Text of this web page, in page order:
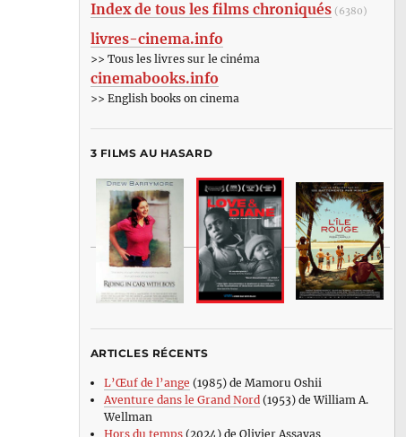
Index de tous les films chroniqués (6380)
livres-cinema.info
>> Tous les livres sur le cinéma
cinemabooks.info
>> English books on cinema
3 FILMS AU HASARD
ARTICLES RÉCENTS
L’Œuf de l’ange (1985) de Mamoru Oshii
Aventure dans le Grand Nord(1953) de William A.
Wellman
Hors du temps(2024) de Olivier Assayas